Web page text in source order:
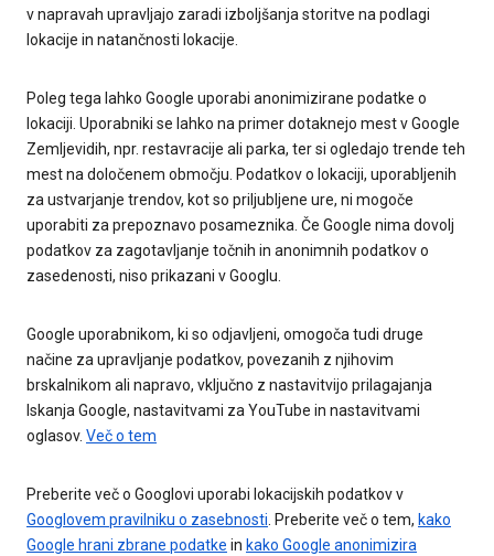
v napravah upravljajo zaradi izboljšanja storitve na podlagi
lokacije in natančnosti lokacije.
Poleg tega lahko Google uporabi anonimizirane podatke o
lokaciji. Uporabniki se lahko na primer dotaknejo mest v Google
Zemljevidih, npr. restavracije ali parka, ter si ogledajo trende teh
mest na določenem območju. Podatkov o lokaciji, uporabljenih
za ustvarjanje trendov, kot so priljubljene ure, ni mogoče
uporabiti za prepoznavo posameznika. Če Google nima dovolj
podatkov za zagotavljanje točnih in anonimnih podatkov o
zasedenosti, niso prikazani v Googlu.
Google uporabnikom, ki so odjavljeni, omogoča tudi druge
načine za upravljanje podatkov, povezanih z njihovim
brskalnikom ali napravo, vključno z nastavitvijo prilagajanja
Iskanja Google, nastavitvami za YouTube in nastavitvami
oglasov. Več o tem
Preberite več o Googlovi uporabi lokacijskih podatkov v
Googlovem pravilniku o zasebnosti. Preberite več o tem, kako
Google hrani zbrane podatke in kako Google anonimizira